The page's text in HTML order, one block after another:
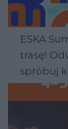
ESKA
trasę!
spróbuj
Wawelu